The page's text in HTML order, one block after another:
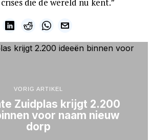
VORIG ARTIKEL
Zuidplas krijgt 2.200
voor naam nieuw
dorp